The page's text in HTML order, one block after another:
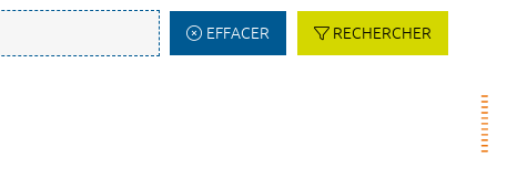
EFFACER RECHERCHER